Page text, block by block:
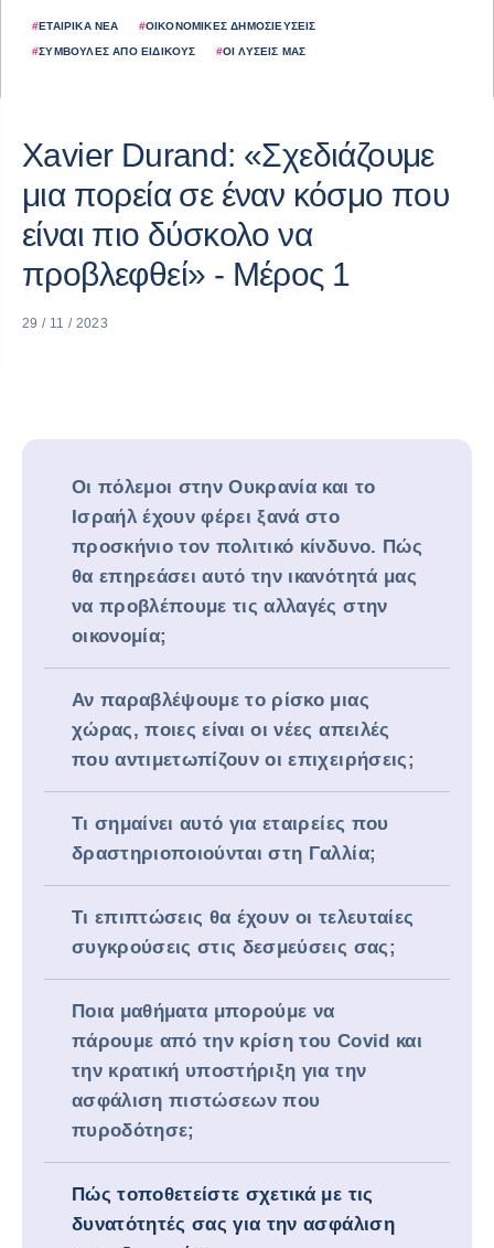
#ΕΤΑΙΡΙΚΆ ΝΈΑ #ΟΙΚΟΝΟΜΙΚΈΣ ΔΗΜΟΣΙΕΎΣΕΙΣ
#ΣΥΜΒΟΥΛΈΣ ΑΠΌ ΕΙΔΙΚΟΎΣ #ΟΙ ΛΎΣΕΙΣ ΜΑΣ
Xavier Durand: «Σχεδιάζουμε
μια πορεία σε έναν κόσμο που
είναι πιο δύσκολο να
προβλεφθεί» - Μέρος 1
29 / 11 / 2023
Οι πόλεμοι στην Ουκρανία και το
Ισραήλ έχουν φέρει ξανά στο
προσκήνιο τον πολιτικό κίνδυνο. Πώς
θα επηρεάσει αυτό την ικανότητά μας
να προβλέπουμε τις αλλαγές στην
οικονομία;
Αν παραβλέψουμε το ρίσκο μιας
χώρας, ποιες είναι οι νέες απειλές
που αντιμετωπίζουν οι επιχειρήσεις;
Τι σημαίνει αυτό για εταιρείες που
δραστηριοποιούνται στη Γαλλία;
Τι επιπτώσεις θα έχουν οι τελευταίες
συγκρούσεις στις δεσμεύσεις σας;
Ποια μαθήματα μπορούμε να
πάρουμε από την κρίση του Covid και
την κρατική υποστήριξη για την
ασφάλιση πιστώσεων που
πυροδότησε;
Πώς τοποθετείστε σχετικά με τις
δυνατότητές σας για την ασφάλιση